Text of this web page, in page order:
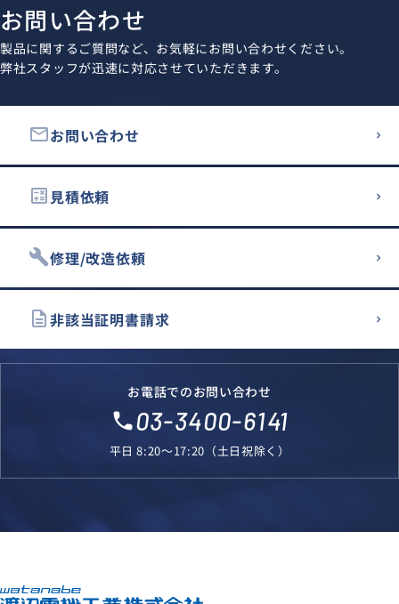
お問い合わせ
製品に関するご質問など、お気軽にお問い合わせください。
弊社スタッフが迅速に対応させていただきます。
emailお問い合わせ
calculate見積依頼
build修理/改造依頼
description非該当証明書請求
お電話でのお問い合わせ
local_phone03-3400-6141
平日 8:20～17:20（土日祝除く）